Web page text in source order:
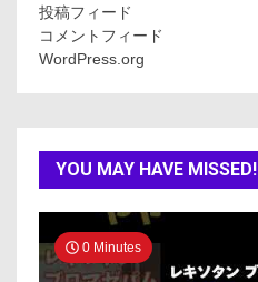
投稿フィード
コメントフィード
WordPress.org
YOU MAY HAVE MISSED!
0 Minutes